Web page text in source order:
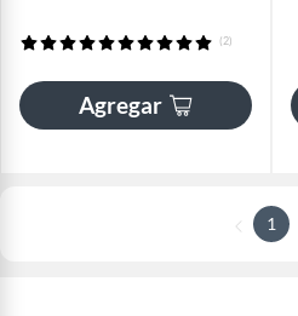
(2)
Agregar
1